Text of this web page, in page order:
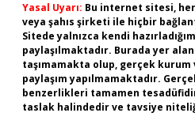
Yasal Uyarı: Bu internet sitesi,
veya şahıs şirketi ile hiçbir
Sitede yalnızca kendi
paylaşılmaktadır. Burada yer
taşımamakta olup, gerçek kurum
paylaşım yapılmamaktadır.
benzerlikleri tamamen
taslak halindedir ve tavsiye